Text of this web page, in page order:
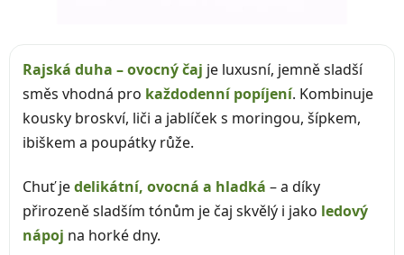
Rajská duha – ovocný čaj je luxusní, jemně sladší
směs vhodná pro každodenní popíjení. Kombinuje
kousky broskví, liči a jablíček s moringou, šípkem,
ibiškem a poupátky růže.
Chuť jedelikátní, ovocná a hladká – a díky
přirozeně sladším tónům je čaj skvělý i jako ledový
nápoj na horké dny.